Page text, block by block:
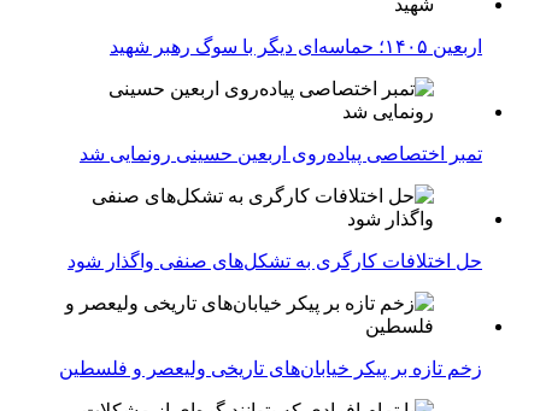
اربعین ۱۴۰۵؛ حماسه‌ای دیگر با سوگ رهبر شهید
تمبر اختصاصی پیاده‌روی اربعین حسینی رونمایی شد
حل اختلافات کارگری به تشکل‌های صنفی واگذار شود
زخم تازه بر پیکر خیابان‌های تاریخی ولیعصر و فلسطین